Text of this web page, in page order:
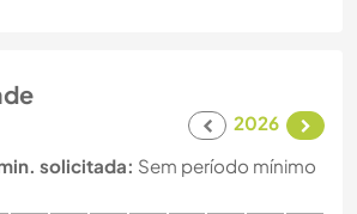
2026
solicitada: Sem período mínimo